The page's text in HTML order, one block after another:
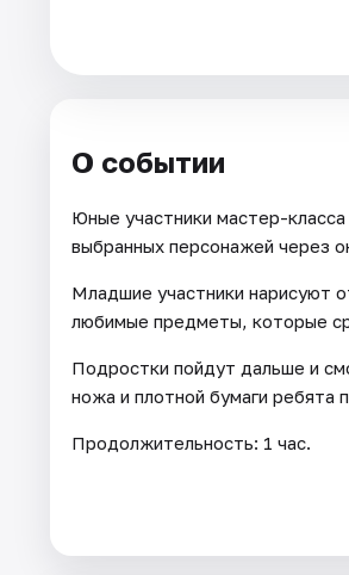
О событии
Юные участники мастер-
выбранных персонажей через
Младшие участники нарисуют
любимые предметы, которые
Подростки пойдут дальше и
ножа и плотной бумаги ребята
Продолжительность: 1 час.